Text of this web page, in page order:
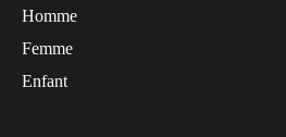
Homme
Femme
Enfant